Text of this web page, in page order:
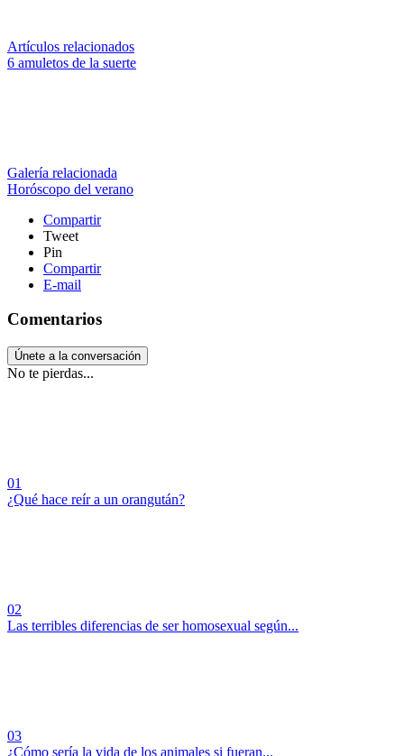
Artículos relacionados
6 amuletos de la suerte
Galería relacionada
Horóscopo del verano
Compartir
Tweet
Pin
Compartir
E-mail
Comentarios
Únete a la conversación
No te pierdas...
01
¿Qué hace reír a un orangután?
02
Las terribles diferencias de ser homosexual según...
03
¿Cómo sería la vida de los animales si fueran...